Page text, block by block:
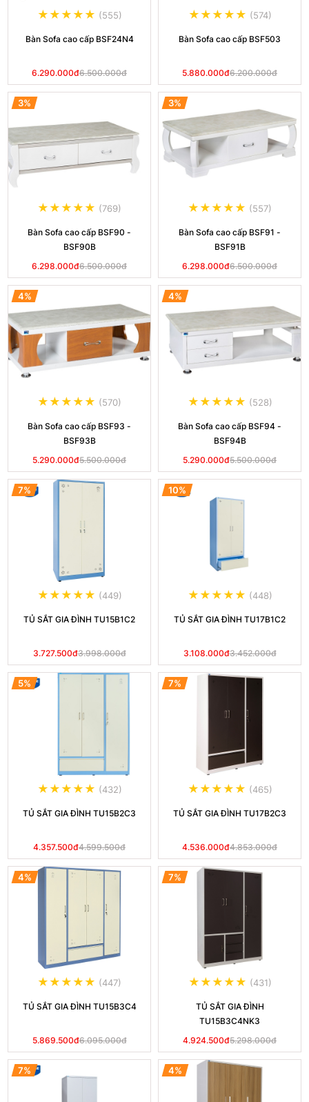
(555)
Bàn Sofa cao cấp BSF24N4
6.290.000đ6.500.000đ
(574)
Bàn Sofa cao cấp BSF503
5.880.000đ6.200.000đ
3%
(769)
Bàn Sofa cao cấp BSF90 -
BSF90B
6.298.000đ6.500.000đ
3%
(557)
Bàn Sofa cao cấp BSF91 -
BSF91B
6.298.000đ6.500.000đ
4%
(570)
Bàn Sofa cao cấp BSF93 -
BSF93B
5.290.000đ5.500.000đ
4%
(528)
Bàn Sofa cao cấp BSF94 -
BSF94B
5.290.000đ5.500.000đ
7%
(449)
TỦ SẮT GIA ĐÌNH TU15B1C2
3.727.500đ3.998.000đ
10%
(448)
TỦ SẮT GIA ĐÌNH TU17B1C2
3.108.000đ3.452.000đ
5%
(432)
TỦ SẮT GIA ĐÌNH TU15B2C3
4.357.500đ4.599.500đ
7%
(465)
TỦ SẮT GIA ĐÌNH TU17B2C3
4.536.000đ4.853.000đ
4%
(447)
TỦ SẮT GIA ĐÌNH TU15B3C4
5.869.500đ6.095.000đ
7%
(431)
TỦ SẮT GIA ĐÌNH
TU15B3C4NK3
4.924.500đ5.298.000đ
7% 4%